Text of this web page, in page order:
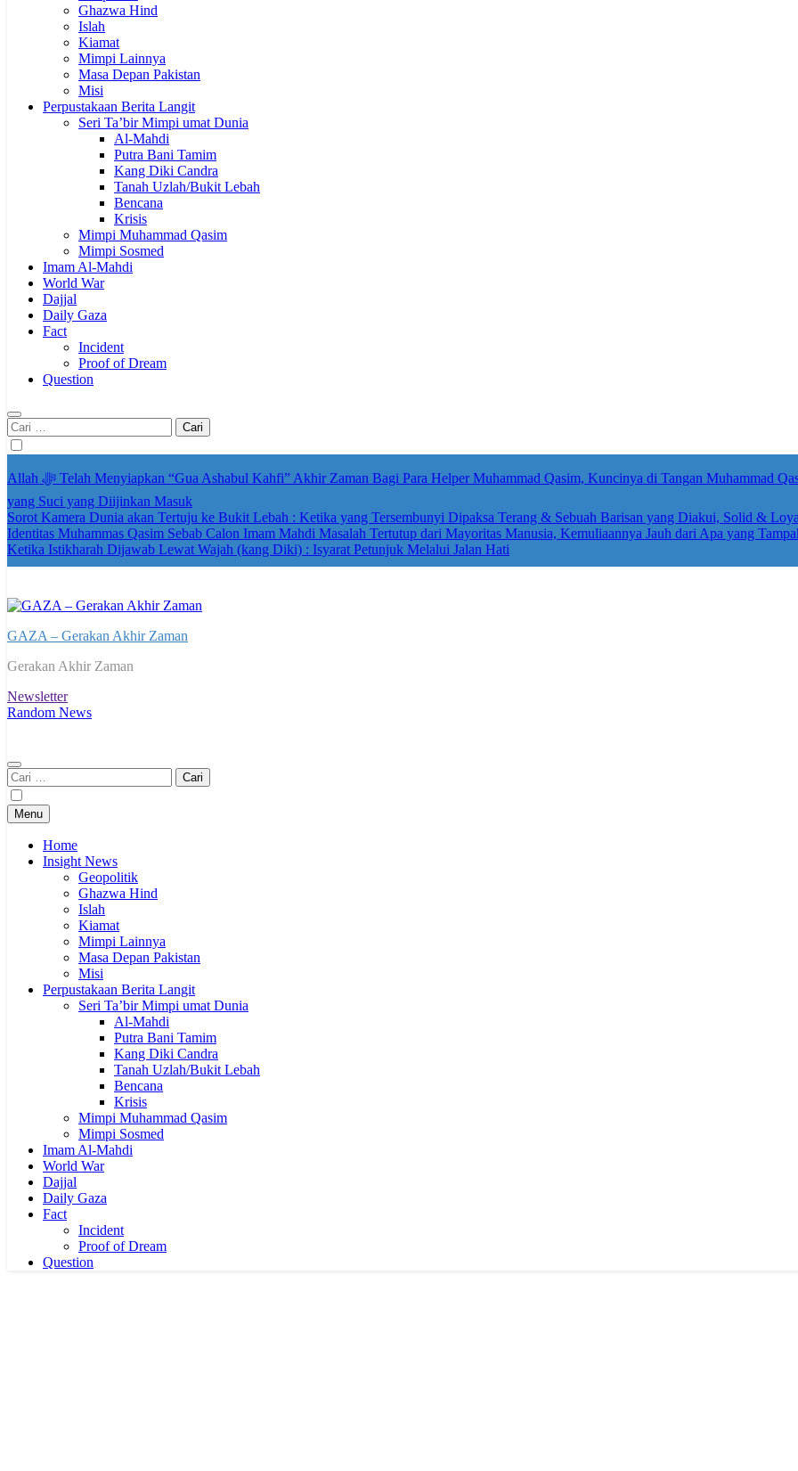
Ghazwa Hind
Islah
Kiamat
Mimpi Lainnya
Masa Depan Pakistan
Misi
Perpustakaan Berita Langit
Seri Ta’bir Mimpi umat Dunia
Al-Mahdi
Putra Bani Tamim
Kang Diki Candra
Tanah Uzlah/Bukit Lebah
Bencana
Krisis
Mimpi Muhammad Qasim
Mimpi Sosmed
Imam Al-Mahdi
World War
Dajjal
Daily Gaza
Fact
Incident
Proof of Dream
Question
Cari
untuk:
Allah ﷻ Telah Menyiapkan “Gua Ashabul Kahfi” Akhir Zaman Bagi Para Helper Muhammad Qasim, Kuncinya di Tangan Muhammad Qasim, Dengan 7 Tokoh Inti Sebagai Porosnya dan Hanya Jiwa-jiwa
yang Suci yang Diijinkan Masuk
Sorot Kamera Dunia akan Tertuju ke Bukit Lebah : Ketika yang Tersembunyi Dipaksa Terang & Sebuah Barisan yang Diakui, Solid &
Identitas Muhammas Qasim Sebab Calon Imam Mahdi Masalah Tertutup dari Mayoritas Manusia, Kemuliaannya Jauh dari Apa yang
Ketika Istikharah Dijawab Lewat Wajah (kang Diki) : Isyarat Petunjuk Melalui Jalan Hati
GAZA – Gerakan Akhir Zaman
Gerakan Akhir Zaman
Newsletter
Random News
Cari
untuk:
Menu
Home
Insight News
Geopolitik
Ghazwa Hind
Islah
Kiamat
Mimpi Lainnya
Masa Depan Pakistan
Misi
Perpustakaan Berita Langit
Seri Ta’bir Mimpi umat Dunia
Al-Mahdi
Putra Bani Tamim
Kang Diki Candra
Tanah Uzlah/Bukit Lebah
Bencana
Krisis
Mimpi Muhammad Qasim
Mimpi Sosmed
Imam Al-Mahdi
World War
Dajjal
Daily Gaza
Fact
Incident
Proof of Dream
Question